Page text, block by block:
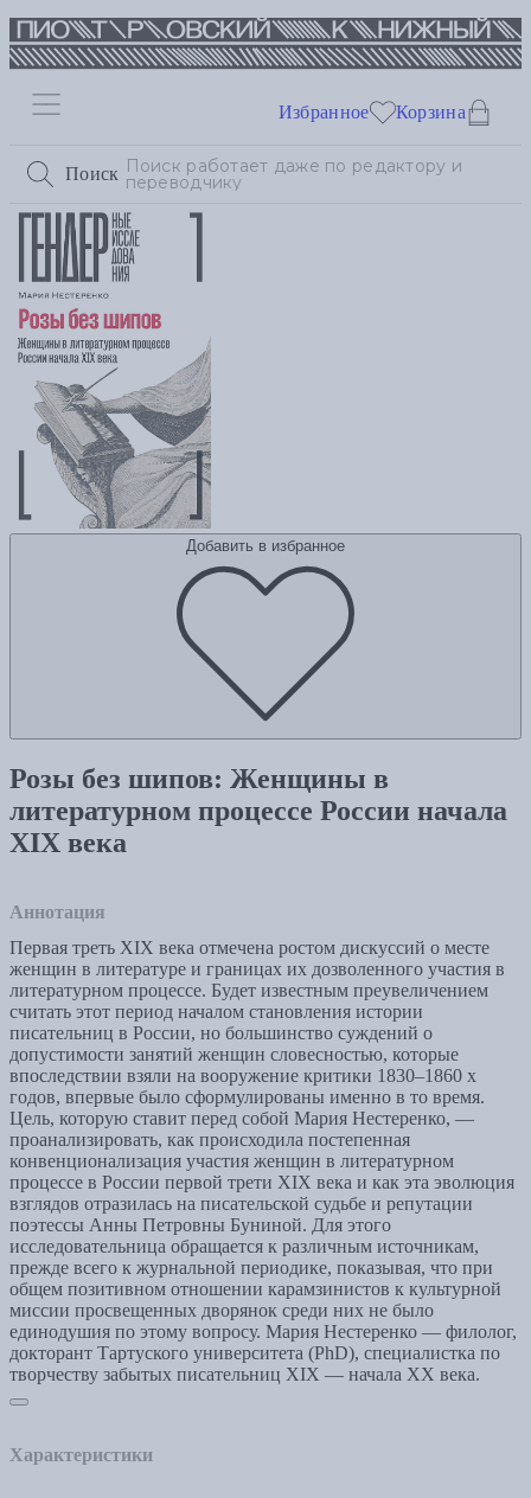
Поиск
Избранное Корзина
Добавить в избранное
Розы без шипов: Женщины в
литературном процессе России начала
XIX века
Аннотация
Первая треть XIX века отмечена ростом дискуссий о месте
женщин в литературе и границах их дозволенного участия в
литературном процессе. Будет известным преувеличением
считать этот период началом становления истории
писательниц в России, но большинство суждений о
допустимости занятий женщин словесностью, которые
впоследствии взяли на вооружение критики 1830–1860 х
годов, впервые было сформулированы именно в то время.
Цель, которую ставит перед собой Мария Нестеренко, —
проанализировать, как происходила постепенная
конвенционализация участия женщин в литературном
процессе в России первой трети XIX века и как эта эволюция
взглядов отразилась на писательской судьбе и репутации
поэтессы Анны Петровны Буниной. Для этого
исследовательница обращается к различным источникам,
прежде всего к журнальной периодике, показывая, что при
общем позитивном отношении карамзинистов к культурной
миссии просвещенных дворянок среди них не было
единодушия по этому вопросу. Мария Нестеренко — филолог,
докторант Тартуского университета (PhD), специалистка по
творчеству забытых писательниц XIX — начала XX века.
Характеристики